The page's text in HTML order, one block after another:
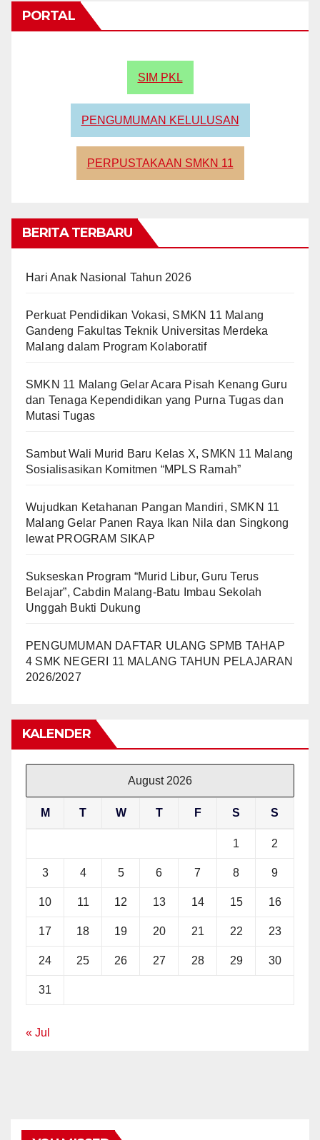
PORTAL
SIM PKL
PENGUMUMAN KELULUSAN
PERPUSTAKAAN SMKN 11
BERITA TERBARU
Hari Anak Nasional Tahun 2026
Perkuat Pendidikan Vokasi, SMKN 11 Malang
Gandeng Fakultas Teknik Universitas Merdeka
Malang dalam Program Kolaboratif
SMKN 11 Malang Gelar Acara Pisah Kenang Guru
dan Tenaga Kependidikan yang Purna Tugas dan
Mutasi Tugas
Sambut Wali Murid Baru Kelas X, SMKN 11 Malang
Sosialisasikan Komitmen “MPLS Ramah”
Wujudkan Ketahanan Pangan Mandiri, SMKN 11
Malang Gelar Panen Raya Ikan Nila dan Singkong
lewat PROGRAM SIKAP
Sukseskan Program “Murid Libur, Guru Terus
Belajar”, Cabdin Malang-Batu Imbau Sekolah
Unggah Bukti Dukung
PENGUMUMAN DAFTAR ULANG SPMB TAHAP
4 SMK NEGERI 11 MALANG TAHUN PELAJARAN
2026/2027
KALENDER
August 2026
M T W T F S S
1 2
3 4 5 6 7 8 9
10 11 12 13 14 15 16
17 18 19 20 21 22 23
24 25 26 27 28 29 30
31
« Jul